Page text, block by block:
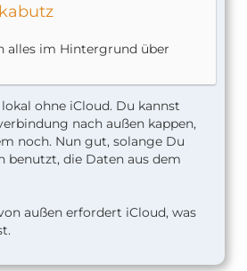
alles im Hintergrund über
ohne iCloud. Du kannst
nach außen kappen,
noch. Nun gut, solange Du
benutzt, die Daten aus dem
außen erfordert iCloud, was